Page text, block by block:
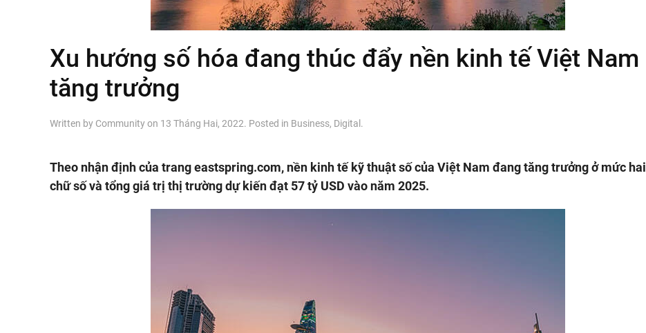
Xu hướng số hóa đang thúc đẩy nền kinh tế Việt Nam
tăng trưởng
Written by Communityon 13 Tháng Hai, 2022. Posted in Business, Digital .
Theo nhận định của trang eastspring.com, nền kinh tế kỹ thuật số của Việt Nam đang tăng trưởng ở mức hai
chữ số và tổng giá trị thị trường dự kiến đạt 57 tỷ USD vào năm 2025.